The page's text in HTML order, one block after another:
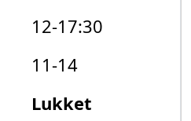
12-17:30
11-14
Lukket